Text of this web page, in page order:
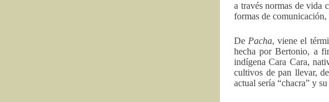
a través normas de vida
formas de comunicación,
DePacha, viene el
hecha por Bertonio, a
indígena Cara Cara,
cultivos de pan llevar,
actual sería “chacra” y